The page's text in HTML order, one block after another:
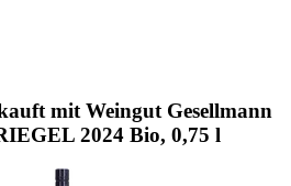
mit Weingut Gesellmann
2024 Bio, 0,75 l